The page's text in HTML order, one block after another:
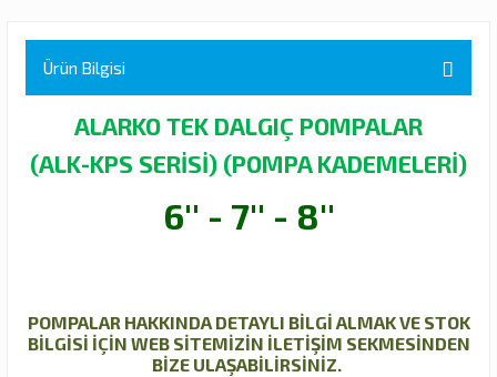
Ürün Bilgisi
ALARKO TEK DALGIÇ POMPALAR
(ALK-KPS SERİSİ) (POMPA KADEMELERİ)
6'' - 7'' - 8''
POMPALAR HAKKINDA DETAYLI BİLGİ ALMAK VE STOK
BİLGİSİ İÇİN WEB SİTEMİZİN İLETİŞİM SEKMESİNDEN
BİZE ULAŞABİLİRSİNİZ.